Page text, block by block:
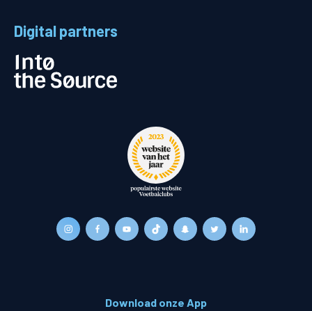
Digital partners
Download onze App